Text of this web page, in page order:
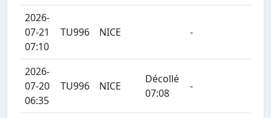
2026-
07-21
07:10
TU996 NICE -
2026-
07-20
06:35
TU996 NICE
Décollé
07:08
-